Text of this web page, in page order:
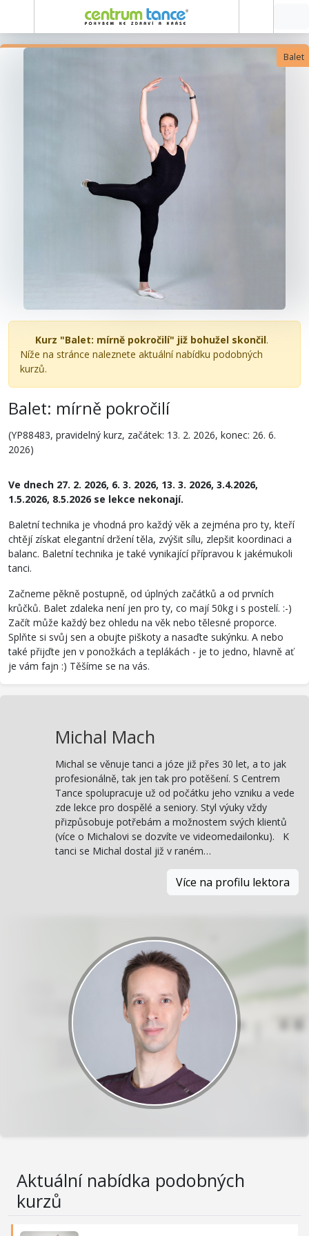
Balet
Kurz "Balet: mírně pokročilí" již bohužel skončil.
Níže na stránce naleznete aktuální nabídku podobných
kurzů.
Balet: mírně pokročilí
(YP88483, pravidelný kurz, začátek: 13. 2. 2026, konec: 26. 6.
2026)
Ve dnech 27. 2. 2026, 6. 3. 2026, 13. 3. 2026, 3.4.2026,
1.5.2026, 8.5.2026 se lekce nekonají.
Baletní technika je vhodná pro každý věk a zejména pro ty, kteří
chtějí získat elegantní držení těla, zvýšit sílu, zlepšit koordinaci a
balanc. Baletní technika je také vynikající přípravou k jakémukoli
tanci.
Začneme pěkně postupně, od úplných začátků a od prvních
krůčků. Balet zdaleka není jen pro ty, co mají 50kg i s postelí. :-)
Začít může každý bez ohledu na věk nebo tělesné proporce.
Splňte si svůj sen a obujte piškoty a nasaďte sukýnku. A nebo
také přijďte jen v ponožkách a teplákách - je to jedno, hlavně ať
je vám fajn :) Těšíme se na vás.
Michal Mach
Michal se věnuje tanci a józe již přes 30 let, a to jak
profesionálně, tak jen tak pro potěšení. S Centrem
Tance spolupracuje už od počátku jeho vzniku a vede
zde lekce pro dospělé a seniory. Styl výuky vždy
přizpůsobuje potřebám a možnostem svých klientů
(více o Michalovi se dozvíte ve videomedailonku). K
tanci se Michal dostal již v raném…
Více na profilu lektora
Aktuální nabídka podobných
kurzů